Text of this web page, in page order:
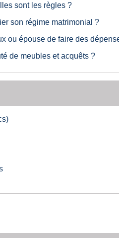
sont les règles ?
son régime matrimonial ?
ou épouse de faire des
de meubles et acquêts ?